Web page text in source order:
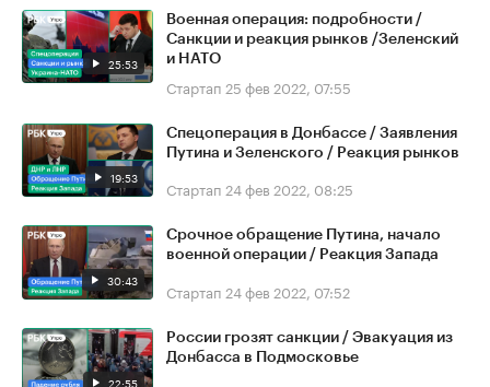
25:53
Военная операция: подробности /
Санкции и реакция рынков /Зеленский
и НАТО
Стартап 25 фев 2022, 07:55
19:53
Спецоперация в Донбассе / Заявления
Путина и Зеленского / Реакция рынков
Стартап 24 фев 2022, 08:25
30:43
Срочное обращение Путина, начало
военной операции / Реакция Запада
Стартап 24 фев 2022, 07:52
22:55
России грозят санкции / Эвакуация из
Донбасса в Подмосковье